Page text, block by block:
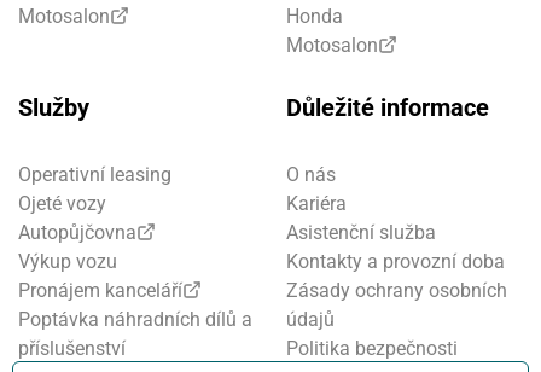
Motosalon
Honda
Motosalon
Služby
Operativní leasing
Ojeté vozy
Autopůjčovna
Výkup vozu
Pronájem kanceláří
Poptávka náhradních dílů a
příslušenství
Důležité informace
O nás
Kariéra
Asistenční služba
Kontakty a provozní doba
Zásady ochrany osobních
údajů
Politika bezpečnosti